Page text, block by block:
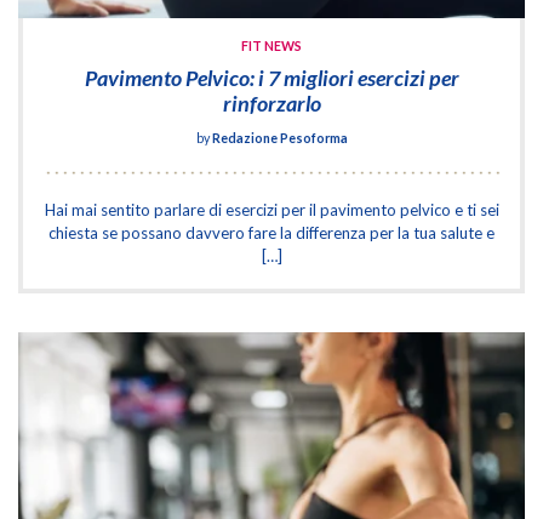
FIT NEWS
Pavimento Pelvico: i 7 migliori esercizi per
rinforzarlo
by Redazione Pesoforma
Hai mai sentito parlare di esercizi per il pavimento pelvico e ti sei
chiesta se possano davvero fare la differenza per la tua salute e
[…]